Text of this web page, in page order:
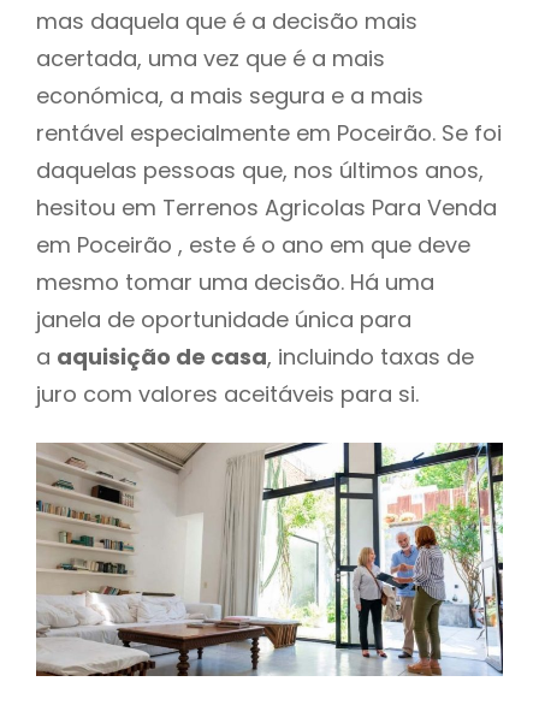
mas daquela que é a decisão mais
acertada, uma vez que é a mais
económica, a mais segura e a mais
rentável especialmente em Poceirão. Se foi
daquelas pessoas que, nos últimos anos,
hesitou em Terrenos Agricolas Para Venda
em Poceirão , este é o ano em que deve
mesmo tomar uma decisão. Há uma
janela de oportunidade única para
a aquisição de casa, incluindo taxas de
juro com valores aceitáveis para si.